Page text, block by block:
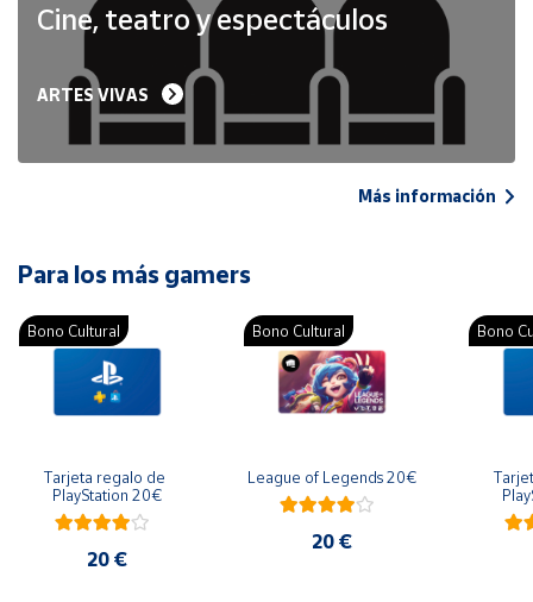
Cine, teatro y espectáculos
ARTES VIVAS
Más información
Para los más gamers
Bono Cultural
Tarjeta regalo de
PlayStation 20€
20 €
Bono Cultural
League of Legends 20€
20 €
Bono